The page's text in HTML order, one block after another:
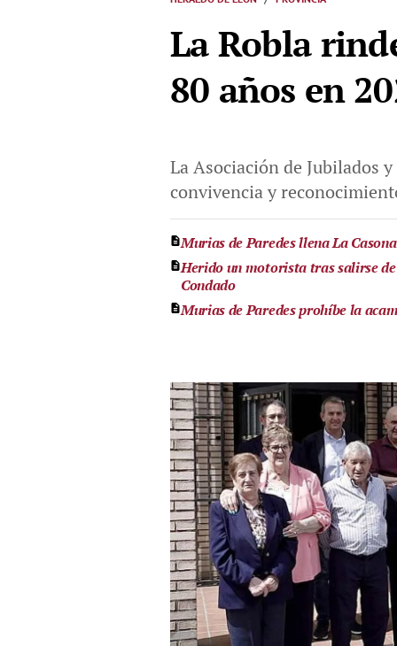
La Robla
80 años en
La Asociación de Jubilados
convivencia y
Murias de Paredes llena La
Herido un motorista tras salirse
Condado
Murias de Paredes prohíbe la